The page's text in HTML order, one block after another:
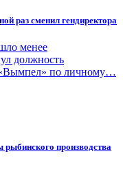
раз сменил гендиректора
менее
должность
по личному…
производства